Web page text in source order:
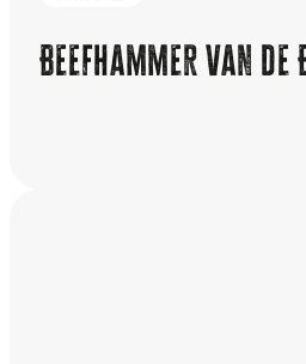
Beefhammer van de